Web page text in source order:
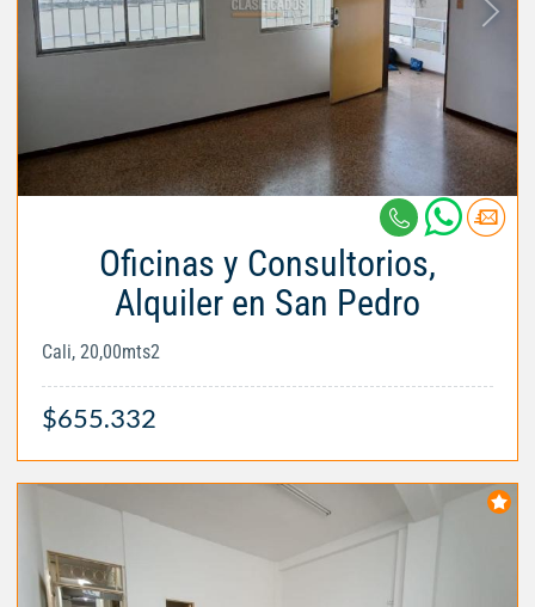
Oficinas y Consultorios,
Alquiler en San Pedro
Cali, 20,00mts2
$655.332